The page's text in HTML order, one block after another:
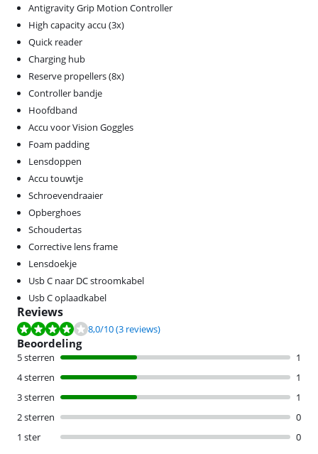
Antigravity Grip Motion Controller
High capacity accu (3x)
Quick reader
Charging hub
Reserve propellers (8x)
Controller bandje
Hoofdband
Accu voor Vision Goggles
Foam padding
Lensdoppen
Accu touwtje
Schroevendraaier
Opberghoes
Schoudertas
Corrective lens frame
Lensdoekje
Usb C naar DC stroomkabel
Usb C oplaadkabel
Reviews
Beoordeling is 8,0 van de 10, gebaseerd op 3 reviews.
8,0/10(3 reviews)
Beoordeling
5 sterren
1
4 sterren
1
3 sterren
1
2 sterren
0
1 ster
0